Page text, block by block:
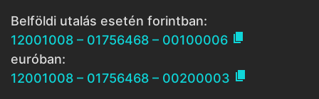
Belföldi utalás esetén forintban:
12001008 – 01756468 – 00100006 
euróban:
12001008 – 01756468 – 00200003 